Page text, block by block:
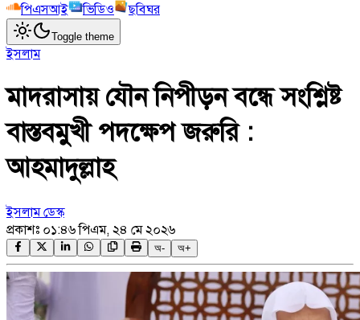
পিএসআই
ভিডিও ছবিঘর
Toggle theme
ইসলাম
মাদরাসায় যৌন নিপীড়ন বন্ধে সংশ্লিষ্ট
বাস্তবমুখী পদক্ষেপ জরুরি :
আহমাদুল্লাহ
ইসলাম ডেস্ক
প্রকাশঃ ০১:৪৬ পিএম, ২৪ মে ২০২৬
অ- অ+